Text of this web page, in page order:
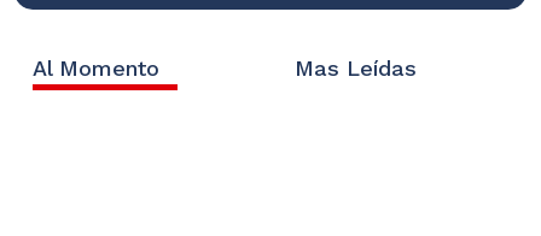
Al Momento Mas Leídas